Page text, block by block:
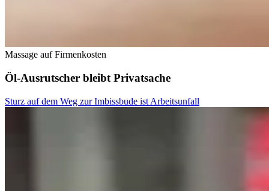
Massage auf Firmenkosten
Öl-Ausrutscher bleibt Privatsache
Sturz auf dem Weg zur Imbissbude ist Arbeitsunfall